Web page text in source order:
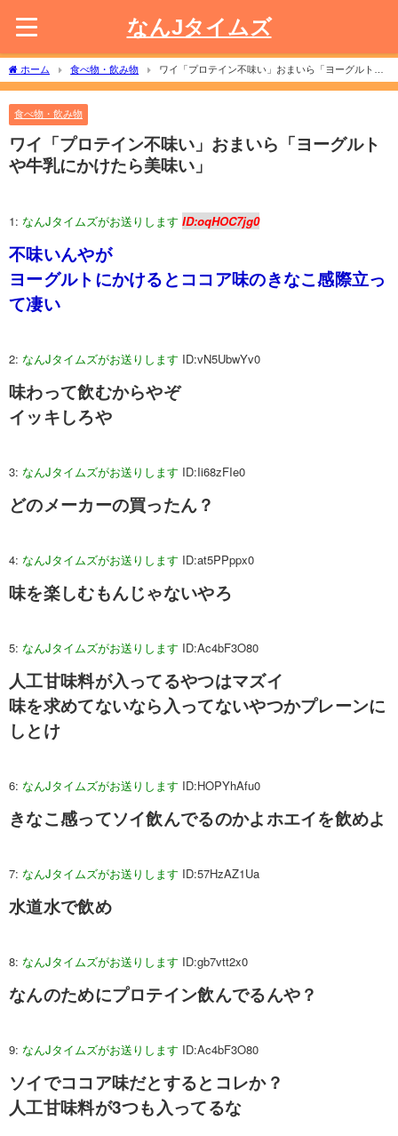
なんJタイムズ
ホーム 食べ物・飲み物
ワイ「プロテイン不味い」おまいら「ヨーグルトや
牛乳にかけたら美味い」
食べ物・飲み物
ワイ「プロテイン不味い」おまいら「ヨーグルト
や牛乳にかけたら美味い」
1: なんJタイムズがお送りします ID:oqHOC7jg0
不味いんやが
ヨーグルトにかけるとココア味のきなこ感際立っ
て凄い
2: なんJタイムズがお送りします ID:vN5UbwYv0
味わって飲むからやぞ
イッキしろや
3: なんJタイムズがお送りします ID:Ii68zFIe0
どのメーカーの買ったん？
4: なんJタイムズがお送りします ID:at5PPppx0
味を楽しむもんじゃないやろ
5: なんJタイムズがお送りします ID:Ac4bF3O80
人工甘味料が入ってるやつはマズイ
味を求めてないなら入ってないやつかプレーンに
しとけ
6: なんJタイムズがお送りします ID:HOPYhAfu0
きなこ感ってソイ飲んでるのかよホエイを飲めよ
7: なんJタイムズがお送りします ID:57HzAZ1Ua
水道水で飲め
8: なんJタイムズがお送りします ID:gb7vtt2x0
なんのためにプロテイン飲んでるんや？
9: なんJタイムズがお送りします ID:Ac4bF3O80
ソイでココア味だとするとコレか？
人工甘味料が3つも入ってるな